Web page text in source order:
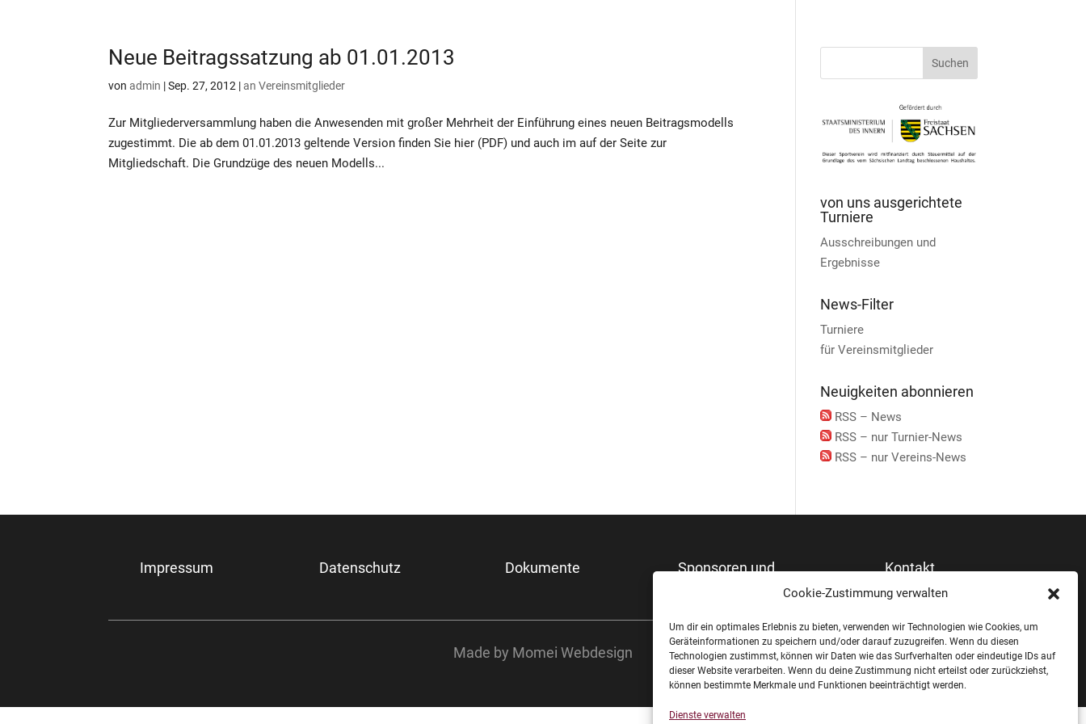
Cookie-Zustimmung verwalten
Um dir ein optimales Erlebnis zu bieten, verwenden wir Technologien wie Cookies, um
Geräteinformationen zu speichern und/oder darauf zuzugreifen. Wenn du diesen
Technologien zustimmst, können wir Daten wie das Surfverhalten oder eindeutige IDs auf
dieser Website verarbeiten. Wenn du deine Zustimmung nicht erteilst oder zurückziehst,
können bestimmte Merkmale und Funktionen beeinträchtigt werden.
Dienste verwalten
Neue Beitragssatzung ab 01.01.2013
vonadmin |Sep. 27, 2012 |an Vereinsmitglieder
Zur Mitgliederversammlung haben die Anwesenden mit großer Mehrheit der Einführung eines neuen Beitragsmodells
zugestimmt. Die ab dem 01.01.2013 geltende Version finden Sie hier (PDF) und auch im auf der Seite zur
Mitgliedschaft. Die Grundzüge des neuen Modells...
von uns ausgerichtete
Turniere
Ausschreibungen und
Ergebnisse
News-Filter
Turniere
für Vereinsmitglieder
Neuigkeiten abonnieren
RSS – News
RSS – nur Turnier-News
RSS – nur Vereins-News
Impressum Datenschutz Dokumente
Sponsoren und
Kontakt
Made by Momei Webdesign